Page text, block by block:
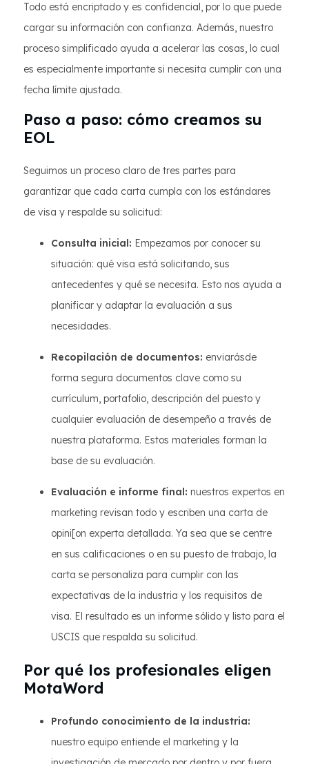
Todo está encriptado y es confidencial, por lo que puede
cargar su información con confianza. Además, nuestro
proceso simplificado ayuda a acelerar las cosas, lo cual
es especialmente importante si necesita cumplir con una
fecha límite ajustada.
Paso a paso: cómo creamos su
EOL
Seguimos un proceso claro de tres partes para
garantizar que cada carta cumpla con los estándares
de visa y respalde su solicitud:
Consulta inicial: Empezamos por conocer su
situación: qué visa está solicitando, sus
antecedentes y qué se necesita. Esto nos ayuda a
planificar y adaptar la evaluación a sus
necesidades.
Recopilación de documentos: enviarásde
forma segura documentos clave como su
currículum, portafolio, descripción del puesto y
cualquier evaluación de desempeño a través de
nuestra plataforma. Estos materiales forman la
base de su evaluación.
Evaluación e informe final: nuestros expertos en
marketing revisan todo y escriben una carta de
opini[on experta detallada. Ya sea que se centre
en sus calificaciones o en su puesto de trabajo, la
carta se personaliza para cumplir con las
expectativas de la industria y los requisitos de
visa. El resultado es un informe sólido y listo para el
USCIS que respalda su solicitud.
Por qué los profesionales eligen
MotaWord
Profundo conocimiento de la industria:
nuestro equipo entiende el marketing y la